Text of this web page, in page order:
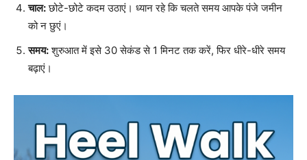
चाल:छोटे-छोटे कदम उठाएं। ध्यान रहे कि चलते समय आपके पंजे जमीन
को न छुएं।
समय:शुरुआत में इसे 30 सेकंड से 1 मिनट तक करें, फिर धीरे-धीरे समय
बढ़ाएं।